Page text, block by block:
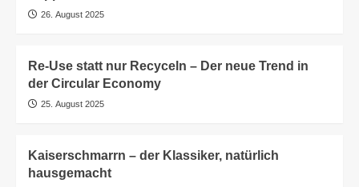
26. August 2025
Re-Use statt nur Recyceln – Der neue Trend in
der Circular Economy
25. August 2025
Kaiserschmarrn – der Klassiker, natürlich
hausgemacht